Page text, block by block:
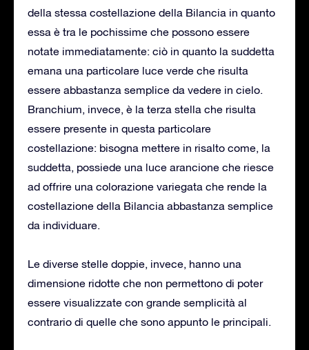
della stessa costellazione della Bilancia in quanto
essa è tra le pochissime che possono essere
notate immediatamente: ciò in quanto la suddetta
emana una particolare luce verde che risulta
essere abbastanza semplice da vedere in cielo.
Branchium, invece, è la terza stella che risulta
essere presente in questa particolare
costellazione: bisogna mettere in risalto come, la
suddetta, possiede una luce arancione che riesce
ad offrire una colorazione variegata che rende la
costellazione della Bilancia abbastanza semplice
da individuare.
Le diverse stelle doppie, invece, hanno una
dimensione ridotte che non permettono di poter
essere visualizzate con grande semplicità al
contrario di quelle che sono appunto le principali.